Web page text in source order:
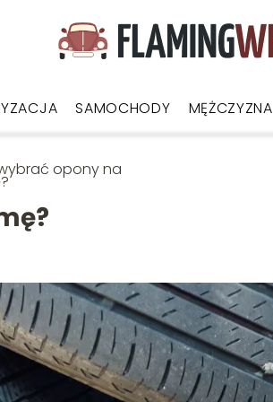
SAMOCHODY MĘŻCZYZNA
opony na